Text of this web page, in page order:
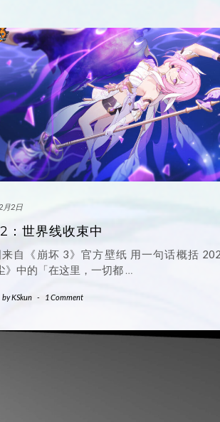
月2日
：世界线收束中
自《崩坏 3》官方壁纸 用一句话概括
》中的「在这里，一切都
byKSkun - 1 Comment